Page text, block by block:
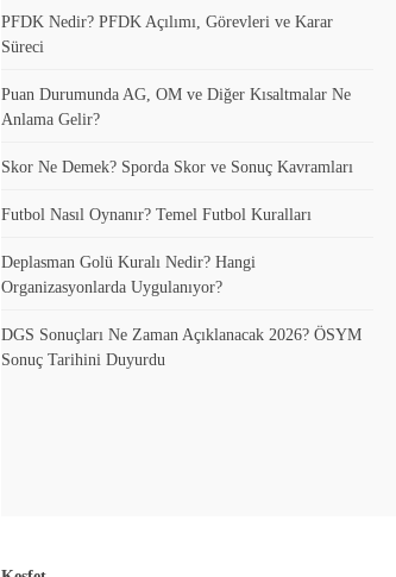
PFDK Nedir? PFDK Açılımı, Görevleri ve Karar
Süreci
Puan Durumunda AG, OM ve Diğer Kısaltmalar Ne
Anlama Gelir?
Skor Ne Demek? Sporda Skor ve Sonuç Kavramları
Futbol Nasıl Oynanır? Temel Futbol Kuralları
Deplasman Golü Kuralı Nedir? Hangi
Organizasyonlarda Uygulanıyor?
DGS Sonuçları Ne Zaman Açıklanacak 2026? ÖSYM
Sonuç Tarihini Duyurdu